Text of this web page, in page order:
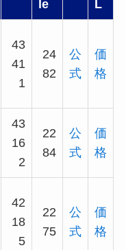
le
L
43
41
1
24
82
公
式
価
格
43
16
2
22
84
公
式
価
格
42
18
5
22
75
公
式
価
格